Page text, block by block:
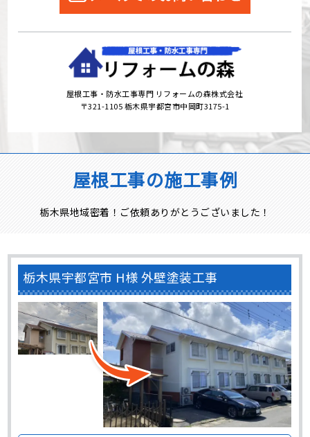
屋根工事・防水工事専門 リフォームの森株式会社
〒321-1105 栃木県宇都宮市中岡町3175-1
屋根工事の施工事例
栃木県地域密着！ご依頼ありがとうございました！
栃木県宇都宮市 H様 外壁塗装工事